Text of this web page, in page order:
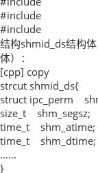
#include
#include
结构shmid_ds结构
体）：
[cpp] copy
strcut shmid_ds{
struct ipc_perm
size_t shm_segsz;
time_t shm_atime;
time_t shm_dtime;
......
}